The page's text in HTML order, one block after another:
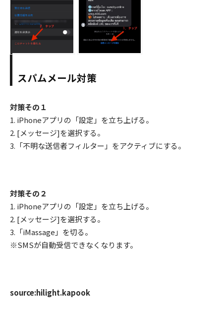
スパムメール対策
対策その１
1. iPhoneアプリの「設定」を立ち上げる。
2. [メッセージ]を選択する。
3.「不明な送信者フィルター」をアクティブにする。
対策その２
1. iPhoneアプリの「設定」を立ち上げる。
2. [メッセージ]を選択する。
3.「iMassage」を切る。
※SMSが自動受信できなくなります。
source:hilight.kapook